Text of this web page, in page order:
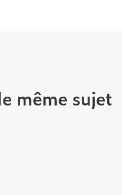
même sujet